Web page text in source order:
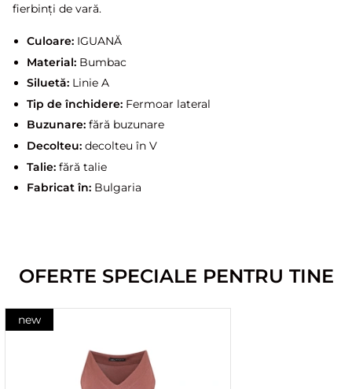
fierbinți de vară.
Culoare:IGUANĂ
Material:Bumbac
Siluetă:Linie A
Tip de închidere:Fermoar lateral
Buzunare:fără buzunare
Decolteu:decolteu în V
Talie:fără talie
Fabricat în:Bulgaria
OFERTE SPECIALE PENTRU TINE
new